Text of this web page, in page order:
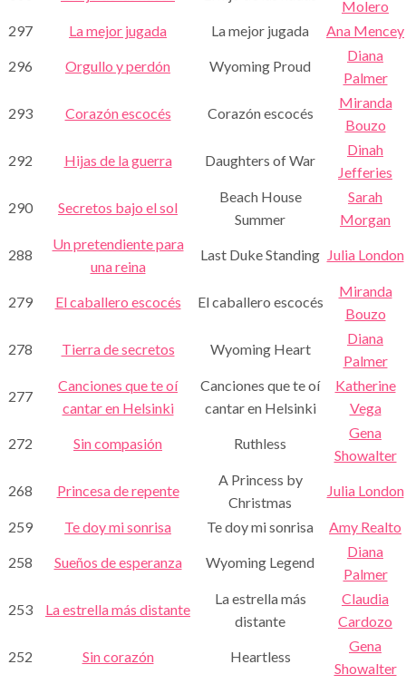
Molero
297
La mejor jugada La mejor jugada Ana Mencey
296 Orgullo y perdón Wyoming Proud
Diana
Palmer
293 Corazón escocés Corazón escocés
Miranda
Bouzo
292 Hijas de la guerra Daughters of War
Dinah
Jefferies
290 Secretos bajo el sol
Beach House
Summer
Sarah
Morgan
288
Un pretendiente para
una reina
Last Duke Standing Julia London
279 El caballero escocés El caballero escocés
Miranda
Bouzo
278 Tierra de secretos Wyoming Heart
Diana
Palmer
277
Canciones que te oí
cantar en Helsinki
Canciones que te oí
cantar en Helsinki
Katherine
Vega
272 Sin compasión Ruthless
Gena
Showalter
268 Princesa de repente
A Princess by
Christmas
Julia London
259 Te doy mi sonrisa Te doy mi sonrisa Amy Realto
258 Sueños de esperanza Wyoming Legend
Diana
Palmer
253 La estrella más distante
La estrella más
distante
Claudia
Cardozo
252 Sin corazón Heartless
Gena
Showalter